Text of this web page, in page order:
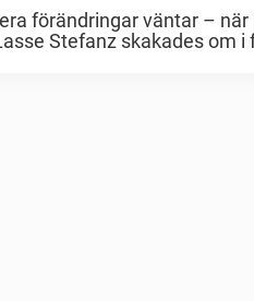
förändringar väntar –
Stefanz skakades om